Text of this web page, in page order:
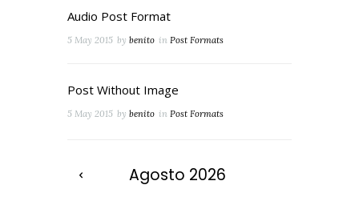
Audio Post Format
5 May 2015 by benito in Post Formats
Post Without Image
5 May 2015 by benito in Post Formats
Agosto 2026